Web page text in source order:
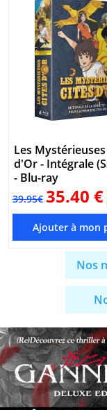
Les
d'Or - Intégrale
- Blu-ray
39.95€ 35.40 €
Nos